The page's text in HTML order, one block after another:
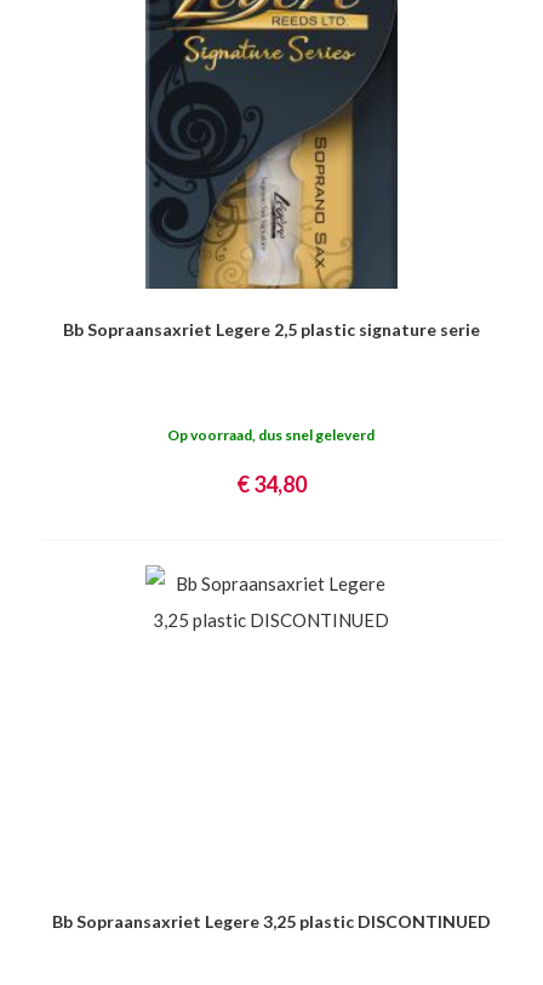
Bb Sopraansaxriet Legere 2,5 plastic signature serie
Op voorraad, dus snel geleverd
€ 34,80
Bb Sopraansaxriet Legere 3,25 plastic DISCONTINUED